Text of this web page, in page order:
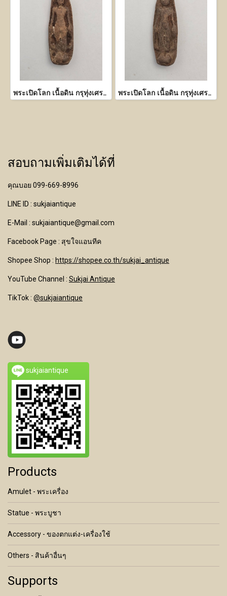
พระเปิดโลก เนื้อดิน กรุทุ่งเศรษฐี กำแพงเพชร พระเปิดโลก เนื้อดิน กรุทุ่งเศรษฐี กำแพงเพชร
สอบถามเพิ่มเติมได้ที่
คุณบอย 099-669-8996
LINE ID : sukjaiantique
E-Mail : sukjaiantique@gmail.com
Facebook Page : สุขใจแอนทีค
Shopee Shop : https://shopee.co.th/sukjai_antique
YouTube Channel : Sukjai Antique
TikTok : @sukjaiantique
sukjaiantique
Products
Amulet - พระเครื่อง
Statue - พระบูชา
Accessory - ของตกแต่ง-เครื่องใช้
Others - สินค้าอื่นๆ
Supports